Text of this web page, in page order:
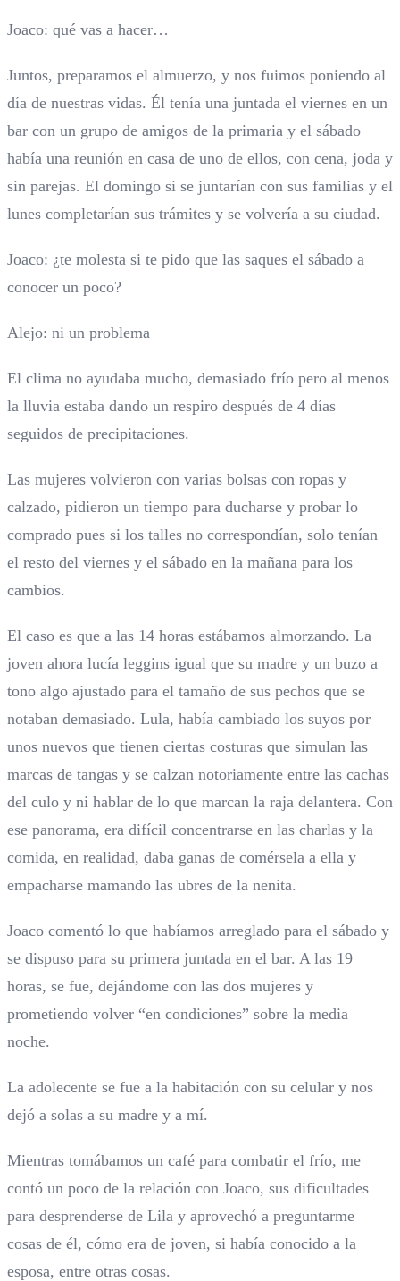
Joaco: qué vas a hacer…
Juntos, preparamos el almuerzo, y nos fuimos poniendo al
día de nuestras vidas. Él tenía una juntada el viernes en un
bar con un grupo de amigos de la primaria y el sábado
había una reunión en casa de uno de ellos, con cena, joda y
sin parejas. El domingo si se juntarían con sus familias y el
lunes completarían sus trámites y se volvería a su ciudad.
Joaco: ¿te molesta si te pido que las saques el sábado a
conocer un poco?
Alejo: ni un problema
El clima no ayudaba mucho, demasiado frío pero al menos
la lluvia estaba dando un respiro después de 4 días
seguidos de precipitaciones.
Las mujeres volvieron con varias bolsas con ropas y
calzado, pidieron un tiempo para ducharse y probar lo
comprado pues si los talles no correspondían, solo tenían
el resto del viernes y el sábado en la mañana para los
cambios.
El caso es que a las 14 horas estábamos almorzando. La
joven ahora lucía leggins igual que su madre y un buzo a
tono algo ajustado para el tamaño de sus pechos que se
notaban demasiado. Lula, había cambiado los suyos por
unos nuevos que tienen ciertas costuras que simulan las
marcas de tangas y se calzan notoriamente entre las cachas
del culo y ni hablar de lo que marcan la raja delantera. Con
ese panorama, era difícil concentrarse en las charlas y la
comida, en realidad, daba ganas de comérsela a ella y
empacharse mamando las ubres de la nenita.
Joaco comentó lo que habíamos arreglado para el sábado y
se dispuso para su primera juntada en el bar. A las 19
horas, se fue, dejándome con las dos mujeres y
prometiendo volver “en condiciones” sobre la media
noche.
La adolecente se fue a la habitación con su celular y nos
dejó a solas a su madre y a mí.
Mientras tomábamos un café para combatir el frío, me
contó un poco de la relación con Joaco, sus dificultades
para desprenderse de Lila y aprovechó a preguntarme
cosas de él, cómo era de joven, si había conocido a la
esposa, entre otras cosas.